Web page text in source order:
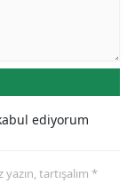
ediyorum
tartışalım *